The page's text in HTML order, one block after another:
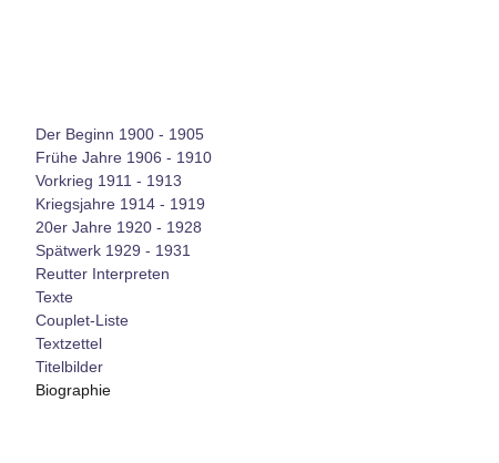
Der Beginn 1900 - 1905
Frühe Jahre 1906 - 1910
Vorkrieg 1911 - 1913
Kriegsjahre 1914 - 1919
20er Jahre 1920 - 1928
Spätwerk 1929 - 1931
Reutter Interpreten
Texte
Couplet-Liste
Textzettel
Titelbilder
Biographie